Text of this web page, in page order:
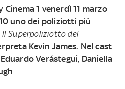
Cinema 1 venerdì 11 marzo
uno dei poliziotti più
Il Superpoliziotto del
Kevin James. Nel cast
Verástegui, Daniella